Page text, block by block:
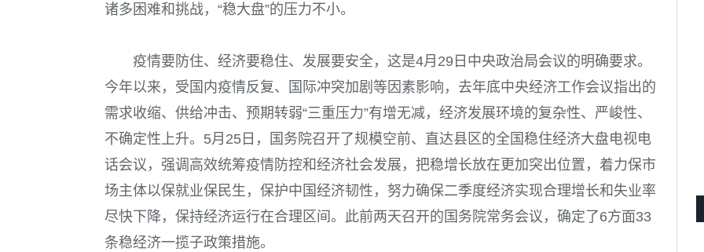
诸多困难和挑战，“稳大盘”的压力不小。
疫情要防住、经济要稳住、发展要安全，这是4月29日中央政治局会议的明确要求。
今年以来，受国内疫情反复、国际冲突加剧等因素影响，去年底中央经济工作会议指出的
需求收缩、供给冲击、预期转弱“三重压力”有增无减，经济发展环境的复杂性、严峻性、
不确定性上升。5月25日，国务院召开了规模空前、直达县区的全国稳住经济大盘电视电
话会议，强调高效统筹疫情防控和经济社会发展，把稳增长放在更加突出位置，着力保市
场主体以保就业保民生，保护中国经济韧性，努力确保二季度经济实现合理增长和失业率
尽快下降，保持经济运行在合理区间。此前两天召开的国务院常务会议，确定了6方面33
条稳经济一揽子政策措施。